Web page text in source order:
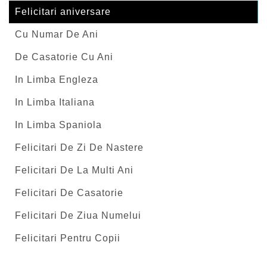
Felicitari aniversare
Cu Numar De Ani
De Casatorie Cu Ani
In Limba Engleza
In Limba Italiana
In Limba Spaniola
Felicitari De Zi De Nastere
Felicitari De La Multi Ani
Felicitari De Casatorie
Felicitari De Ziua Numelui
Felicitari Pentru Copii